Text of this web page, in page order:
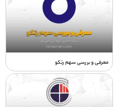
معرفی و بررسی سهم رتکو